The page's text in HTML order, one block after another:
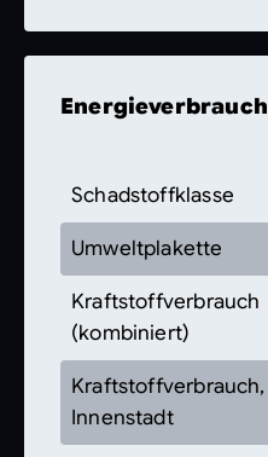
Energieverbrauch
Schadstoffklasse
Umweltplakette
Kraftstoffverbrauch
(kombiniert)
Kraftstoffverbrauch,
Innenstadt